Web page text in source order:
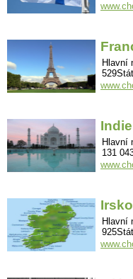
Hlavní
Indie
Hlavní
131
Irsko
Hlavní